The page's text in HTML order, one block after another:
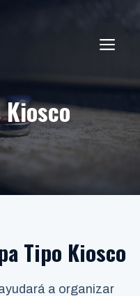
Tipo Kiosco
a organizar